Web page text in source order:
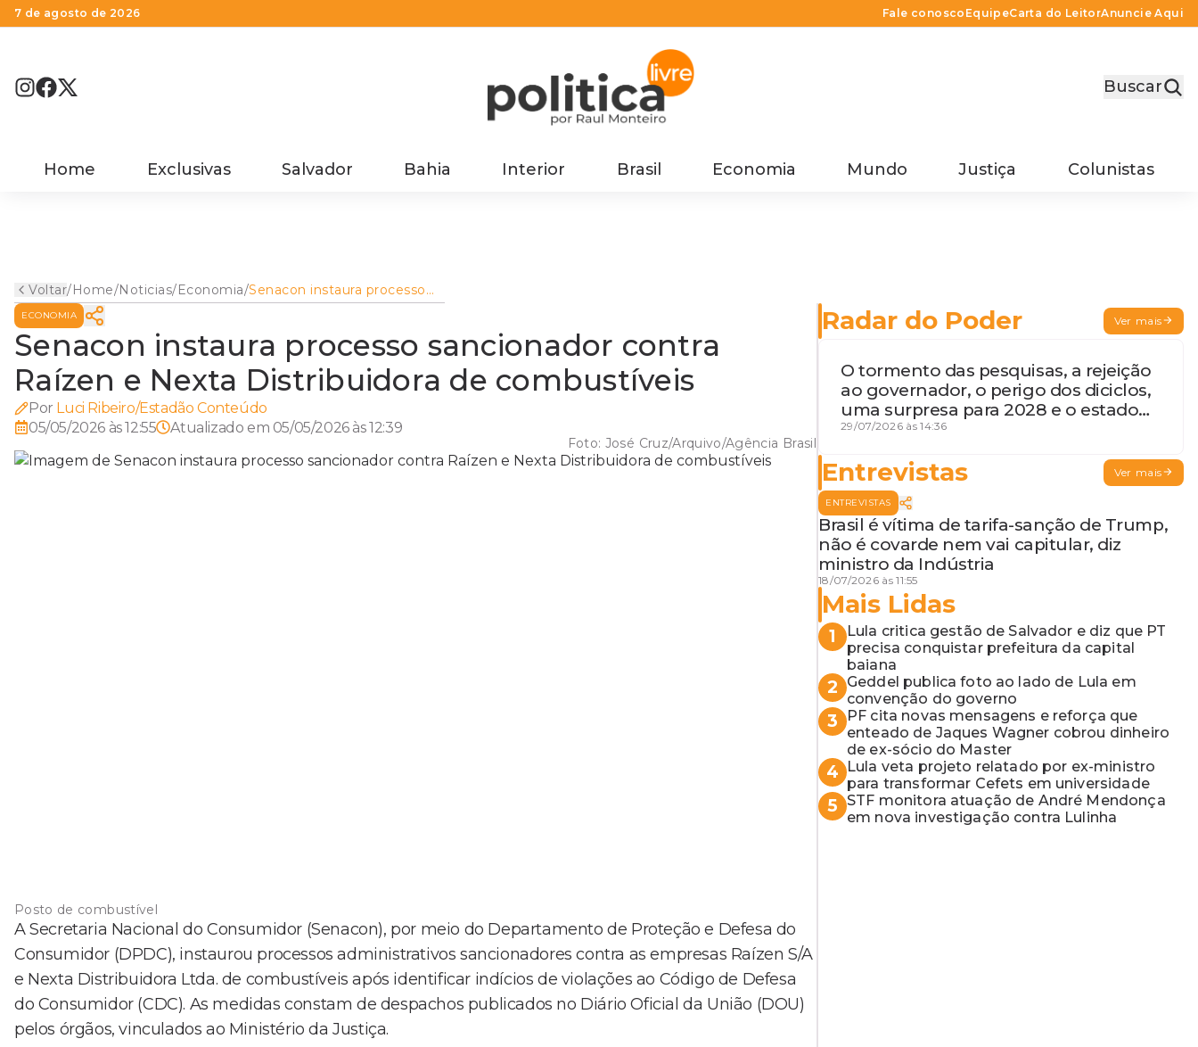
7 de agosto de 2026 Fale conosco EquipeCarta do LeitorAnuncie Aqui
Buscar
Home Exclusivas Salvador Bahia Interior Brasil Economia Mundo Justiça Colunistas
Voltar/Home/Noticias/Economia/Senacon instaura processo
sancionador contra Raízen e
ECONOMIA
Senacon instaura processo sancionador contra
Raízen e Nexta Distribuidora de combustíveis
Por Luci Ribeiro/Estadão Conteúdo
05/05/2026 às 12:55
Atualizado em 05/05/2026 às 12:39
Foto: José Cruz/Arquivo/Agência Brasil
Posto de combustível
A Secretaria Nacional do Consumidor (Senacon), por meio do Departamento de Proteção e Defesa do
Consumidor (DPDC), instaurou processos administrativos sancionadores contra as empresas Raízen S/A
e Nexta Distribuidora Ltda. de combustíveis após identificar indícios de violações ao Código de Defesa
do Consumidor (CDC). As medidas constam de despachos publicados no Diário Oficial da União (DOU)
pelos órgãos, vinculados ao Ministério da Justiça.
Radar do Poder Ver mais
O tormento das pesquisas, a rejeição
ao governador, o perigo dos diciclos,
uma surpresa para 2028 e o estado
de terceira guerra mundial
29/07/2026 às 14:36
Entrevistas Ver mais
ENTREVISTAS
Brasil é vítima de tarifa-sanção de Trump,
não é covarde nem vai capitular, diz
ministro da Indústria
18/07/2026 às 11:55
Mais Lidas
1
Lula critica gestão de Salvador e diz que PT
precisa conquistar prefeitura da capital
baiana
2
Geddel publica foto ao lado de Lula em
convenção do governo
3
PF cita novas mensagens e reforça que
enteado de Jaques Wagner cobrou dinheiro
de ex-sócio do Master
4
Lula veta projeto relatado por ex-ministro
para transformar Cefets em universidade
5
STF monitora atuação de André Mendonça
em nova investigação contra Lulinha